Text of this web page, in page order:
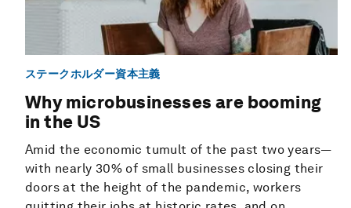
ステークホルダー資本主義
Why microbusinesses are booming
in the US
Amid the economic tumult of the past two years—
with nearly 30% of small businesses closing their
doors at the height of the pandemic, workers